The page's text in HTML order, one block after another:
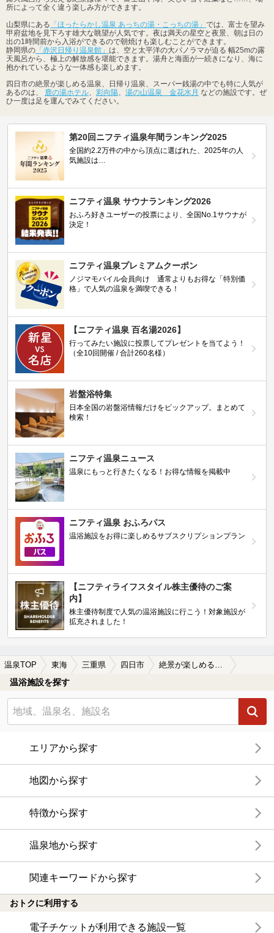
所によって全く違う楽しみ方ができます。
山梨県にある 「ほったらかし温泉 あっちの湯・こっちの湯」 では、富士を望み
甲府盆地を見下ろす雄大な眺望が人気です。夜は満天の星空と夜景、朝は日の
出の1時間前から入浴ができるので朝焼けも楽しむことができます。
静岡県の 「赤沢日帰り温泉館」 は、空と太平洋の大パノラマが迫る 幅25mの露
天風呂から、極上の解放感を堪能できます。湯舟と海面が一続きになり、海に
抱かれているような一体感も楽しめます。
四日市の絶景が楽しめる温泉、日帰り温泉、スーパー銭湯の中でも特に人気が
あるのは、 鹿の湯ホテル、 彩向陽、 湯の山温泉 金花水月 などの施設です。ぜ
ひ一度は足を運んでみてください。
第20回ニフティ温泉年間ランキング2025
全国約2.2万件の中から頂点に選ばれた、2025年の人
気施設は…
ニフティ温泉 サウナランキング2026
おふろ好きユーザーの投票により、全国No.1サウナが
決定！
ニフティ温泉プレミアムクーポン
ノジマモバイル会員向け 通常よりもお得な「特別価
格」で人気の温泉を満喫できる！
【ニフティ温泉 百名湯2026】
行ってみたい施設に投票してプレゼントを当てよう！
（全10回開催 / 合計260名様）
岩盤浴特集
日本全国の岩盤浴情報だけをピックアップ。まとめて
検索！
ニフティ温泉ニュース
温泉にもっと行きたくなる！お得な情報を掲載中
ニフティ温泉 おふろパス
温浴施設をお得に楽しめるサブスクリプションプラン
【ニフティライフスタイル株主優待のご案
内】
株主優待制度で人気の温浴施設に行こう！対象施設が
拡充されました！
温泉TOP 東海 三重県 四日市
温浴施設を探す
エリアから探す
地図から探す
特徴から探す
温泉地から探す
関連キーワードから探す
おトクに利用する
電子チケットが利用できる施設一覧